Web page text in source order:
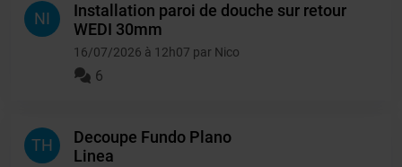
NI
Installation paroi de douche sur retour
WEDI 30mm
16/07/2026 à 12h07 par Nico
6
TH
Decoupe Fundo Plano
Linea